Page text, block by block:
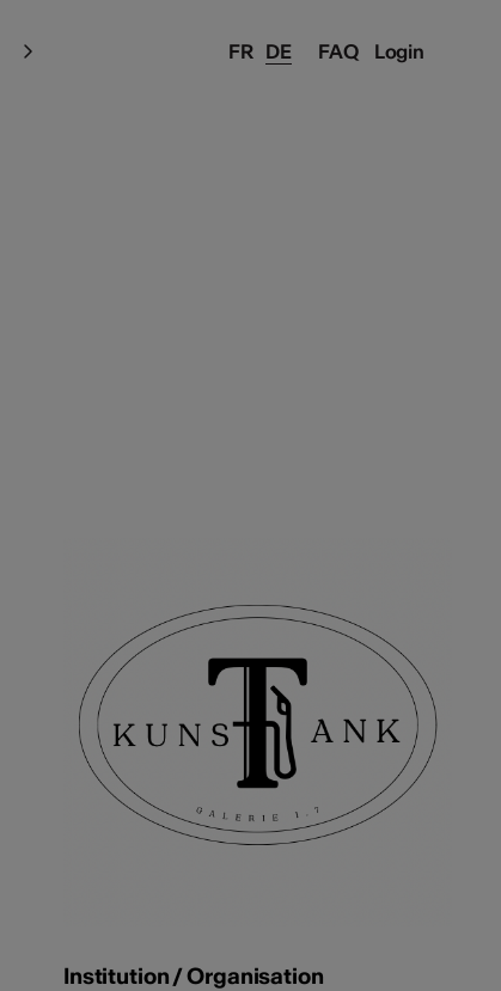
FAQ Login
FR DE
Institution / Organisation